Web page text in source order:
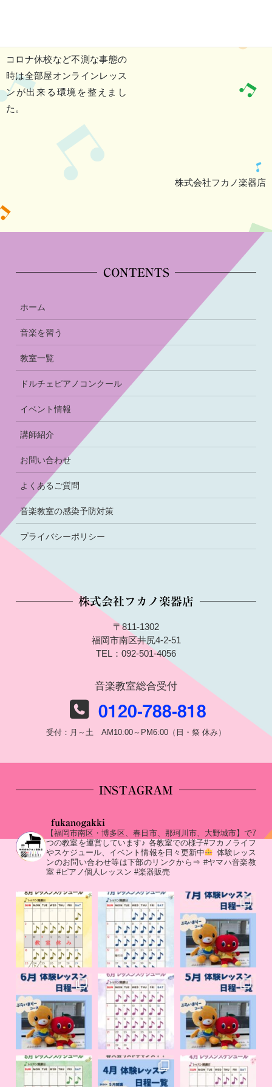
コロナ休校など不測な事態の
時は全部屋オンラインレッス
ンが出来る環境を整えまし
た。
株式会社フカノ楽器店
CONTENTS
ホーム
音楽を習う
教室一覧
ドルチェピアノコンクール
イベント情報
講師紹介
お問い合わせ
よくあるご質問
音楽教室の感染予防対策
プライバシーポリシー
株式会社フカノ楽器店
〒811-1302
福岡市南区井尻4-2-51
TEL：092-501-4056
音楽教室総合受付
0120-788-818
受付：月～土 AM10:00～PM6:00（日・祭 休み）
INSTAGRAM
fukanogakki
【福岡市南区・博多区、春日市、那珂川市、大野城市】で7
つの教室を運営しています♪ 各教室での様子#フカノライフ
やスケジュール、イベント情報を日々更新中
体験レッス
ンのお問い合わせ等は下部のリンクから⇒ #ヤマハ音楽教
室 #ピアノ個人レッスン #楽器販売